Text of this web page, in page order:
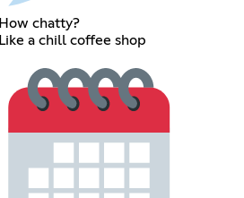
How chatty?
Like a chill coffee shop